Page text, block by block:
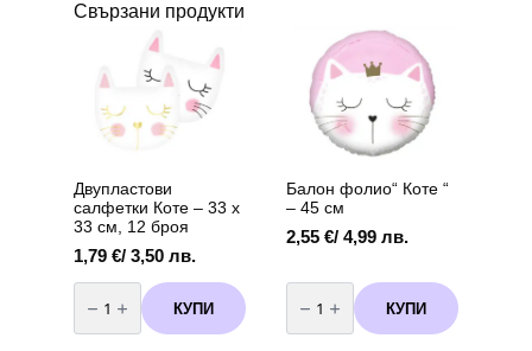
Свързани продукти
Двупластови
салфетки Коте – 33 х
33 см, 12 броя
1,79 €/ 3,50 лв.
количество
за
Двупластови
салфетки
КУПИ
Балон фолио“ Коте “
– 45 см
2,55 €/ 4,99 лв.
количество
за
Балон
фолио"
КУПИ